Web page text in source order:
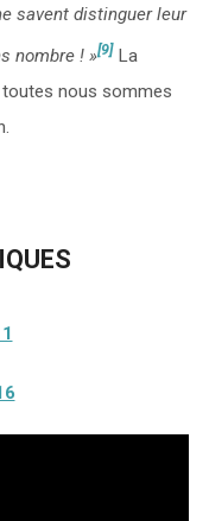
savent distinguer leur
nombre ! »[9]La
toutes nous sommes